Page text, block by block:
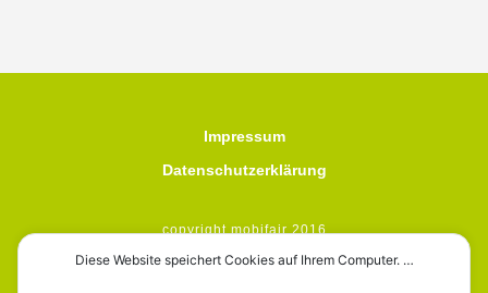
Impressum
Datenschutzerklärung
copyright mobifair 2016
Diese Website speichert Cookies auf Ihrem Computer. …